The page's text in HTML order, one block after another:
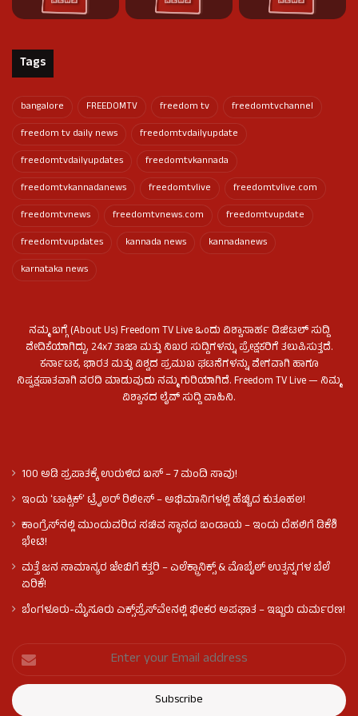
Tags
bangalore FREEDOMTV freedom tv
freedomtvchannel
freedom tv daily news
freedomtvdailyupdate
freedomtvdailyupdates
freedomtvkannada
freedomtvkannadanews
freedomtvlive
freedomtvlive.com
freedomtvnews
freedomtvnews.com
freedomtvupdate
freedomtvupdates
kannada news
kannadanews
karnataka news
ನಮ್ಮ ಬಗ್ಗೆ (About Us) Freedom TV Live ಒಂದು ವಿಶ್ವಾಸಾರ್ಹ ಡಿಜಿಟಲ್ ಸುದ್ದಿ
ವೇದಿಕೆಯಾಗಿದ್ದು, 24x7 ತಾಜಾ ಮತ್ತು ನಿಖರ ಸುದ್ದಿಗಳನ್ನು ಪ್ರೇಕ್ಷಕರಿಗೆ ತಲುಪಿಸುತ್ತದೆ.
ಕರ್ನಾಟಕ, ಭಾರತ ಮತ್ತು ವಿಶ್ವದ ಪ್ರಮುಖ ಘಟನೆಗಳನ್ನು ವೇಗವಾಗಿ ಹಾಗೂ
ನಿಷ್ಪಕ್ಷಪಾತವಾಗಿ ವರದಿ ಮಾಡುವುದು ನಮ್ಮ ಗುರಿಯಾಗಿದೆ. Freedom TV Live — ನಿಮ್ಮ
ವಿಶ್ವಾಸದ ಲೈವ್ ಸುದ್ದಿ ವಾಹಿನಿ.
100 ಅಡಿ ಪ್ರಪಾತಕ್ಕೆ ಉರುಳಿದ ಬಸ್‌ – 7 ಮಂದಿ ಸಾವು!
ಇಂದು ʻಟಾಕ್ಸಿಕ್ʼ ಟ್ರೈಲರ್ ರಿಲೀಸ್‌ – ಅಭಿಮಾನಿಗಳಲ್ಲಿ ಹೆಚ್ಚಿದ ಕುತೂಹಲ!
ಕಾಂಗ್ರೆಸ್​ನಲ್ಲಿ ಮುಂದುವರಿದ ಸಚಿವ ಸ್ಥಾನದ ಬಂಡಾಯ – ಇಂದು ದೆಹಲಿಗೆ ಡಿಕೆಶಿ
ಭೇಟಿ!
ಮತ್ತೆ ಜನ ಸಾಮಾನ್ಯರ ಜೇಬಿಗೆ ಕತ್ತರಿ – ಎಲೆಕ್ಟ್ರಾನಿಕ್ಸ್ & ಮೊಬೈಲ್ ಉತ್ಪನ್ನಗಳ ಬೆಲೆ
ಏರಿಕೆ!
ಬೆಂಗಳೂರು-ಮೈಸೂರು ಎಕ್ಸ್‌ಪ್ರೆಸ್‌ವೇನಲ್ಲಿ ಭೀಕರ ಅಪಘಾತ – ಇಬ್ಬರು ದುರ್ಮರಣ!